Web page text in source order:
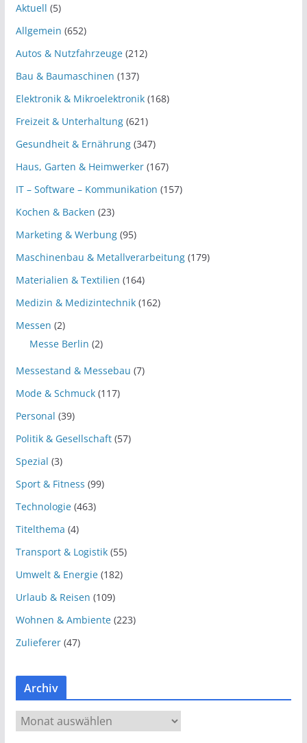
Aktuell (5)
Allgemein (652)
Autos & Nutzfahrzeuge(212)
Bau & Baumaschinen (137)
Elektronik & Mikroelektronik(168)
Freizeit & Unterhaltung(621)
Gesundheit & Ernährung(347)
Haus, Garten & Heimwerker(167)
IT – Software – Kommunikation (157)
Kochen & Backen (23)
Marketing & Werbung(95)
Maschinenbau & Metallverarbeitung(179)
Materialien & Textilien (164)
Medizin & Medizintechnik(162)
Messen (2)
Messe Berlin (2)
Messestand & Messebau (7)
Mode & Schmuck(117)
Personal (39)
Politik & Gesellschaft(57)
Spezial (3)
Sport & Fitness (99)
Technologie(463)
Titelthema (4)
Transport & Logistik(55)
Umwelt & Energie(182)
Urlaub & Reisen (109)
Wohnen & Ambiente(223)
Zulieferer(47)
Archiv
r